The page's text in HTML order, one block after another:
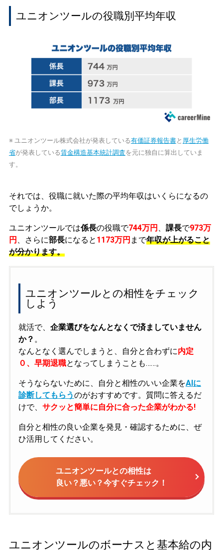
ユニオンツールの役職別平均年収
※ ユニオンツール株式会社が発表している有価証券報告書と 厚生労働
省が発表している賃金構造基本統計調査を元に独自に算出していま
す。
それでは、役職に就いた際の平均年収はいくらになるの
でしょうか。
ユニオンツールでは係長の役職で744万円 課長で973万
円
、さらに部長になると 1173万円 まで年収が上がること
が分かります。
ユニオンツールとの相性をチェック
しよう
就活で、 企業選びをなんとなくで済ましていません
か？ 。
なんとなく選んでしまうと、自分と合わずに内定
０、早期退職となってしまうことも……。
そうならないために、自分と相性のいい企業をAIに
診断してもらうのがおすすめです。質問に答えるだ
けで、 サクッと簡単に自分に合った企業がわかる!
自分と相性の良い企業を発見・確認するために、ぜ
ひ活用してください。
ユニオンツールとの相性は
良い？悪い？今すぐチェック！
ユニオンツールのボーナスと基本給の内